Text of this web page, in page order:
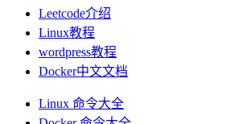
Leetcode介绍
Linux教程
wordpress教程
Docker中文文档
Linux 命令大全